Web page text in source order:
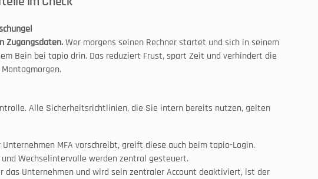
Zugangsdaten. Wer morgens seinen Rechner startet und sich in seinem
Bein bei tapio drin. Das reduziert Frust, spart Zeit und verhindert die
Alle Sicherheitsrichtlinien, die Sie intern bereits nutzen, gelten
MFA vorschreibt, greift diese auch beim tapio-Login.
Wechselintervalle werden zentral gesteuert.
Unternehmen und wird sein zentraler Account deaktiviert, ist der